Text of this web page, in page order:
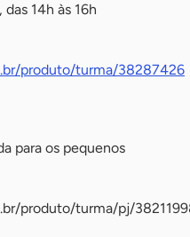
14h às 16h
produto/turma/38287426
para os pequenos
produto/turma/pj/